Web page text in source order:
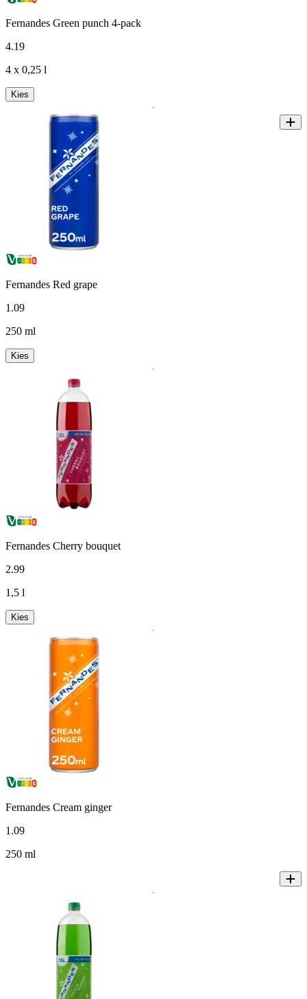
Fernandes Green punch 4-pack
4.19
4 x 0,25 l
Kies
Fernandes Red grape
1 .09
250 ml
Kies
Fernandes Cherry bouquet
2.99
1,5 l
Kies
Fernandes Cream ginger
1 .09
250 ml